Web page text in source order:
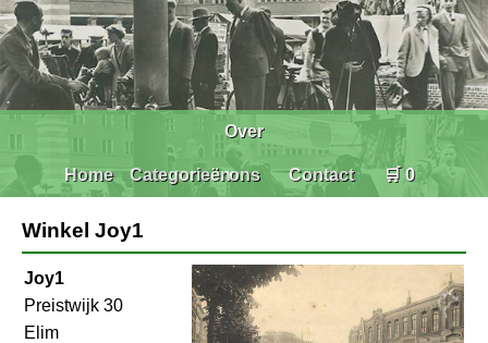
Home Categorieën
Over
ons Contact 🛒 0
Winkel Joy1
Joy1
Preistwijk 30
Elim